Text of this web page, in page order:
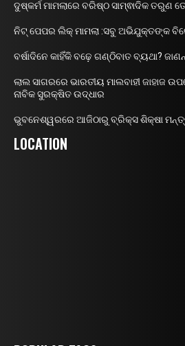
ଦୁଷ୍କର୍ମ ମାମଲାରେ ବରିଷ୍ଠ ସାମ୍ଵାଦିକ ତରୁଣ
ନିଟ୍ ପେପର ଲିକ୍ ମାମଲା :ସବୁ ଅଭିଯୁକ୍ତଙ୍କ
ବର୍ଷାଦିନେ କାହିଁକି ବଢ଼େ ଗଣ୍ଠିବାତ ବ୍ୟଥା?
ଲାଲ ସାଗରରେ ଭାରତୀୟ ମାଲବାହୀ ଜାହାଜ
ନାବିକ ସୁରକ୍ଷିତ ଉଦ୍ଧାର
ଭୁବନେଶ୍ୱରରେ ଆଜିଠାରୁ ବ୍ରିକ୍ସ ଶିକ୍ଷା
LOCATION